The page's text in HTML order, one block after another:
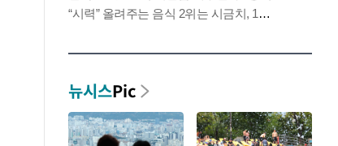
뉴시스Pic